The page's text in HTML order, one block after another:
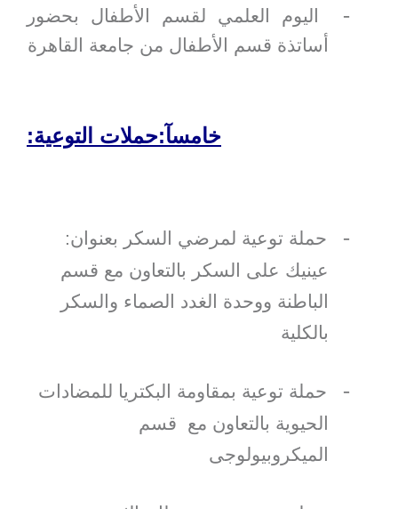
-
اليوم العلمي لقسم الأطفال بحضور
أساتذة قسم الأطفال من جامعة القاهرة
خامسآ:حملات التوعية:
-
حملة توعية لمرضي السكر بعنوان:
عينيك على السكر بالتعاون مع قسم
الباطنة ووحدة الغدد الصماء والسكر
بالكلية
-
حملة توعية بمقاومة البكتريا للمضادات
الحيوية بالتعاون مع قسم
الميكروبيولوجى